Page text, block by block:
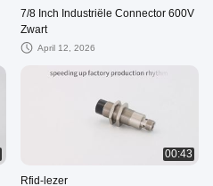
7/8 Inch Industriële Connector 600V
Zwart
April 12, 2026
00:43
Rfid-lezer